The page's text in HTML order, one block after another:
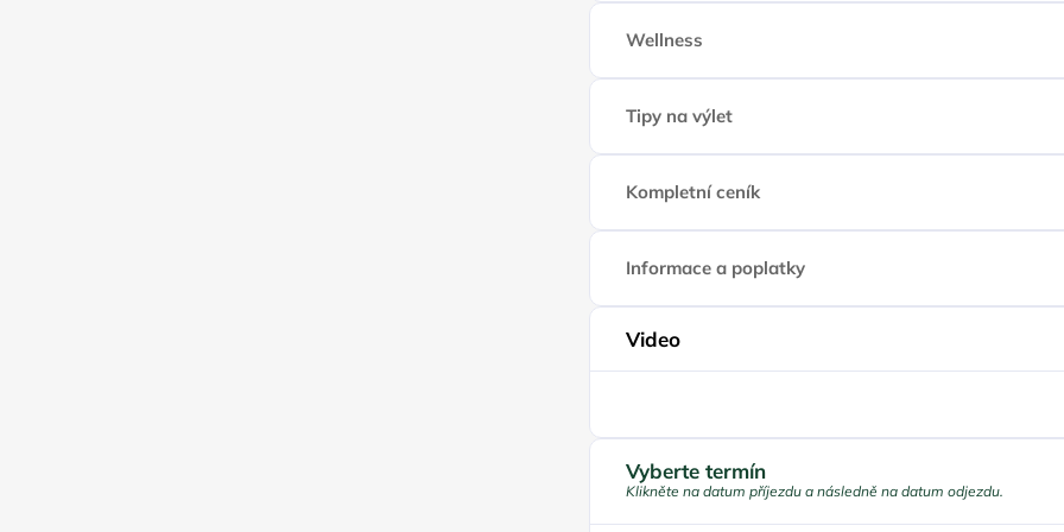
Wellness
Tipy na výlet
Kompletní ceník
Informace a poplatky
Video
Vyberte termín
Klikněte na datum příjezdu a následně na datum odjezdu.